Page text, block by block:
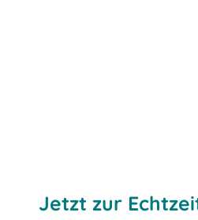
Jetzt zur